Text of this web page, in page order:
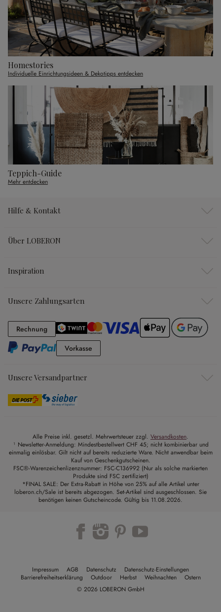
Homestories
Individuelle Einrichtungsideen & Dekotipps entdecken
Teppich-Guide
Mehr entdecken
Hilfe & Kontakt
Über LOBERON
Inspiration
Unsere Zahlungsarten
RechnungRechnung
Vorkasse
Unsere Versandpartner
Alle Preise inkl. gesetzl. Mehrwertsteuer zzgl. Versandkosten.
¹ Newsletter-Anmeldung: Mindestbestellwert CHF 45; nicht kombinierbar und
einmalig einlösbar. Gilt nicht auf bereits reduzierte Ware. Nicht anwendbar beim
Kauf von Geschenkgutscheinen.
FSC®-Warenzeichenlizenznummer: FSC-C136992 (Nur als solche markierten
Produkte sind FSC zertifiziert)
*FINAL SALE: Der Extra-Rabatt in Höhe von 25% auf alle Artikel unter
loberon.ch/Sale ist bereits abgezogen. Set-Artikel sind ausgeschlossen. Sie
benötigen keinen Gutscheincode. Gültig bis 11.08.2026.
Impressum AGB Datenschutz
Datenschutz-Einstellungen
Barrierefreiheitserklärung
Outdoor Herbst Weihnachten
Ostern
© 2026 LOBERON GmbH